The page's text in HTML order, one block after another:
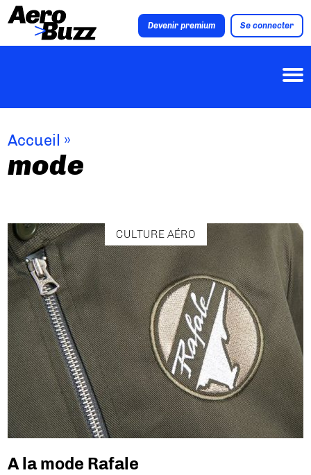
Devenir premium Se connecter
Accueil »
mode
CULTURE AÉRO
A la mode Rafale